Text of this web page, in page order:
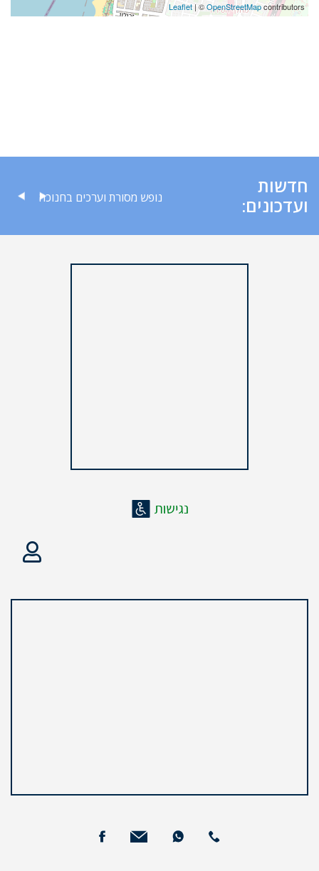
Leaflet | ©OpenStreetMapcontributors
חדשות
ועדכונים:
חמץ פסח תשפ"ו נופש מסורת וערכים בחנוכה